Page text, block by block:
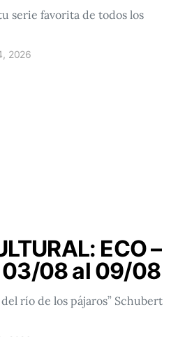
serie favorita de todos los
2026
ECO –
03/08 al 09/08
río de los pájaros” Schubert